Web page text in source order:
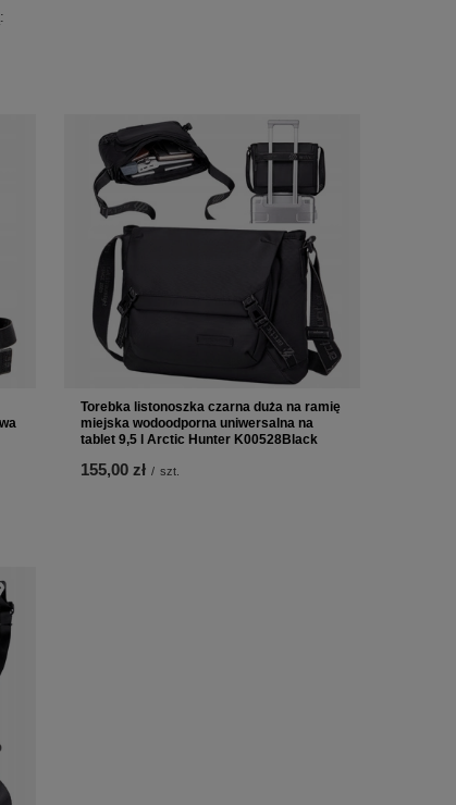
Torebka listonoszka czarna duża na ramię
miejska wodoodporna uniwersalna na
tablet 9,5 l Arctic Hunter K00528Black
155,00 zł / szt.